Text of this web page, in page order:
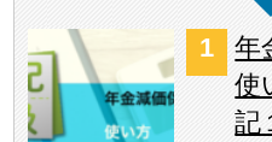
年
使
記